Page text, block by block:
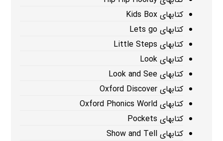
کتابهای Kids Box
کتابهای Lets go
کتابهای Little Steps
کتابهای Look
کتابهای Look and See
کتابهای Oxford Discover
کتابهای Oxford Phonics World
کتابهای Pockets
کتابهای Show and Tell